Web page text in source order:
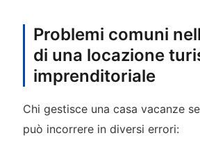
Problemi comuni
di una locazione
imprenditoriale
Chi gestisce una casa vacanze
può incorrere in diversi errori: